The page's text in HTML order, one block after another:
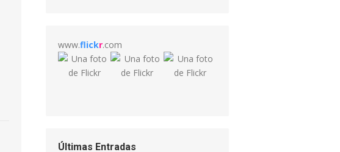
www.flickr.com
Últimas Entradas